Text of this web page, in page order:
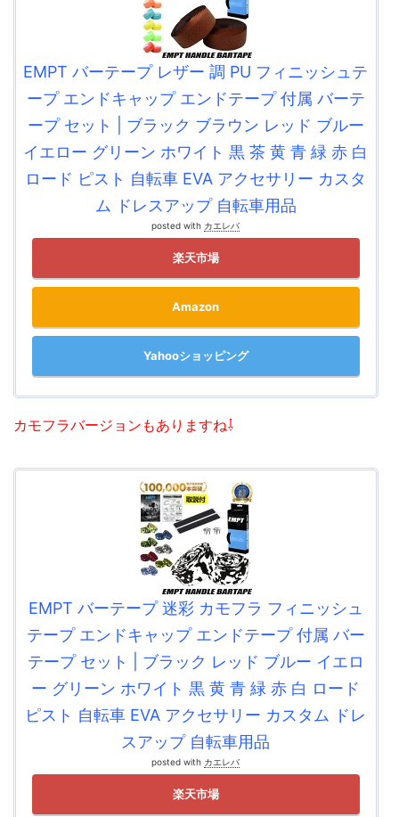
EMPT バーテープ レザー 調 PU フィニッシュテ
ープ エンドキャップ エンドテープ 付属 バーテ
ープ セット | ブラック ブラウン レッド ブルー
イエロー グリーン ホワイト 黒 茶 黄 青 緑 赤 白
ロード ピスト 自転車 EVA アクセサリー カスタ
ム ドレスアップ 自転車用品
posted with カエレバ
楽天市場
Amazon
Yahooショッピング
カモフラバージョンもありますね⇩
EMPT バーテープ 迷彩 カモフラ フィニッシュ
テープ エンドキャップ エンドテープ 付属 バー
テープ セット | ブラック レッド ブルー イエロ
ー グリーン ホワイト 黒 黄 青 緑 赤 白 ロード
ピスト 自転車 EVA アクセサリー カスタム ドレ
スアップ 自転車用品
posted with カエレバ
楽天市場